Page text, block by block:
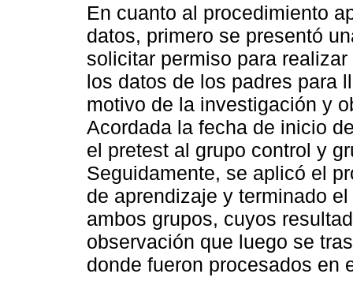
En cuanto al procedimiento
datos, primero se presentó
solicitar permiso para
los datos de los padres para
motivo de la investigación y
Acordada la fecha de inicio
el pretest al grupo control y
Seguidamente, se aplicó el
de aprendizaje y terminado
ambos grupos, cuyos
observación que luego se
donde fueron procesados en